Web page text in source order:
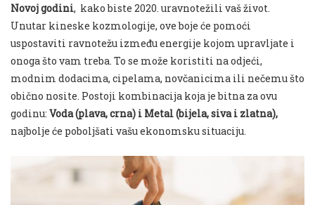
Novoj godini, kako biste 2020. uravnotežili vaš život.
Unutar kineske kozmologije, ove boje će pomoći
uspostaviti ravnotežu između energije kojom upravljate i
onoga što vam treba. To se može koristiti na odjeći,
modnim dodacima, cipelama, novčanicima ili nečemu što
obično nosite. Postoji kombinacija koja je bitna za ovu
godinu: Voda (plava, crna) i Metal (bijela, siva i zlatna),
najbolje će poboljšati vašu ekonomsku situaciju.